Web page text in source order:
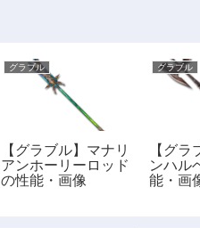
グラブル
【グラブル】マナリ
アンホーリーロッド
の性能・画像
グラブル
【グラ
ンハル
能・画